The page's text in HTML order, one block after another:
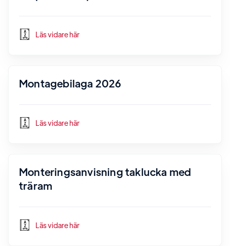
Läs vidare här
Montagebilaga 2026
Läs vidare här
Monteringsanvisning taklucka med
träram
Läs vidare här